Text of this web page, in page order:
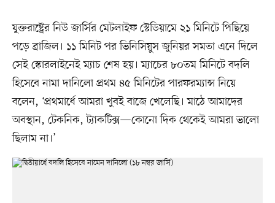
যুক্তরাষ্ট্রের নিউ জার্সির মেটলাইফ স্টেডিয়ামে ২১ মিনিটে পিছিয়ে
পড়ে ব্রাজিল। ১১ মিনিট পর ভিনিসিয়ুস জুনিয়র সমতা এনে দিলে
সেই স্কোরলাইনেই ম্যাচ শেষ হয়। ম্যাচের ৮০তম মিনিটে বদলি
হিসেবে নামা দানিলো প্রথম ৪৫ মিনিটের পারফরম্যান্স নিয়ে
বলেন, ‘প্রথমার্ধে আমরা খুবই বাজে খেলেছি। মাঠে আমাদের
অবস্থান, টেকনিক, ট্যাকটিক্স—কোনো দিক থেকেই আমরা ভালো
ছিলাম না।’